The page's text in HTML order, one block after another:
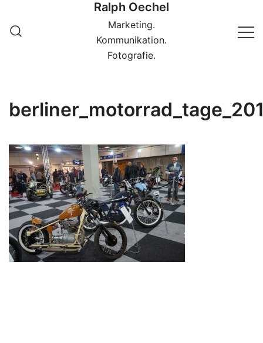
zum
Inhalt
Ralph Oechel
Marketing.
Kommunikation.
Fotografie.